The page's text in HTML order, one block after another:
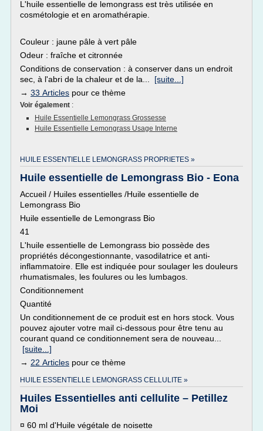
L'huile essentielle de lemongrass est très utilisée en
cosmétologie et en aromathérapie.
Couleur : jaune pâle à vert pâle
Odeur : fraîche et citronnée
Conditions de conservation : à conserver dans un endroit
sec, à l'abri de la chaleur et de la... [suite...]
→ 33 Articles pour ce thème
Voir également :
Huile Essentielle Lemongrass Grossesse
Huile Essentielle Lemongrass Usage Interne
HUILE ESSENTIELLE LEMONGRASS PROPRIETES »
Huile essentielle de Lemongrass Bio - Eona
Accueil / Huiles essentielles /Huile essentielle de
Lemongrass Bio
Huile essentielle de Lemongrass Bio
41
L'huile essentielle de Lemongrass bio possède des
propriétés décongestionnante, vasodilatrice et anti-
inflammatoire. Elle est indiquée pour soulager les douleurs
rhumatismales, les foulures ou les lumbagos.
Conditionnement
Quantité
Un conditionnement de ce produit est en hors stock. Vous
pouvez ajouter votre mail ci-dessous pour être tenu au
courant quand ce conditionnement sera de nouveau...
[suite...]
→ 22 Articles pour ce thème
HUILE ESSENTIELLE LEMONGRASS CELLULITE »
Huiles Essentielles anti cellulite – Petillez
Moi
¤ 60 ml d'Huile végétale de noisette